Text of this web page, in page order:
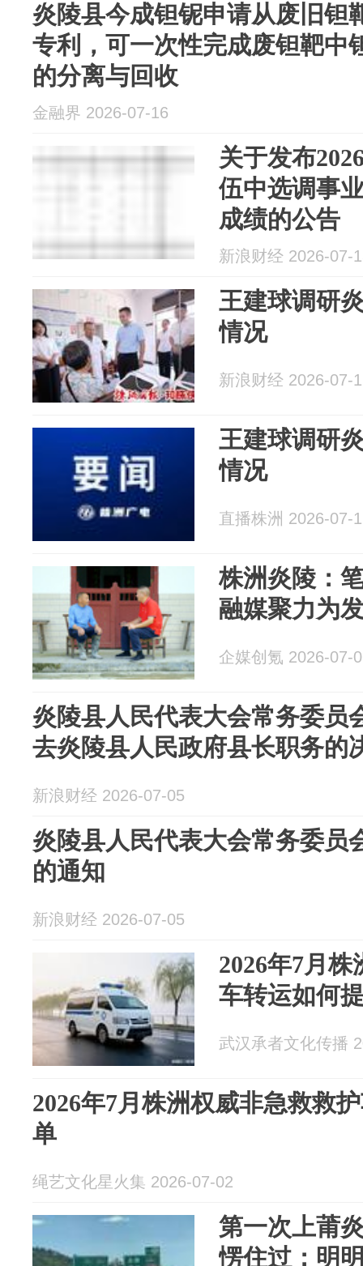
炎陵县今成钽铌申请从废旧钽
专利，可一次性完成废钽靶中
的分离与回收
金融界 2026-07-16
关于发布
伍中选调事
成绩的公告
新浪财经 2026-07-
王建球调研
情况
新浪财经 2026-07-
王建球调研
情况
直播株洲 2026-07-
株洲炎陵：
融媒聚力为
企媒创氪 2026-07-
炎陵县人民代表大会常务委员
去炎陵县人民政府县长职务的
新浪财经 2026-07-05
炎陵县人民代表大会常务委员
的通知
新浪财经 2026-07-05
2026年7月
车转运如何
武汉承者文化传播
2026年7月株洲权威非急救救
单
绳艺文化星火集 2026-07-02
第一次上莆
愣住过：明